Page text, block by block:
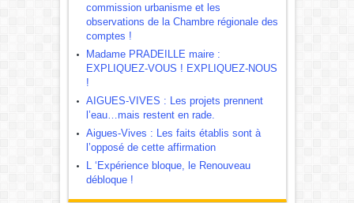
commission urbanisme et les
observations de la Chambre régionale des
comptes !
Madame PRADEILLE maire :
EXPLIQUEZ-VOUS ! EXPLIQUEZ-NOUS
!
AIGUES-VIVES : Les projets prennent
l’eau…mais restent en rade.
Aigues-Vives : Les faits établis sont à
l’opposé de cette affirmation
L ‘Expérience bloque, le Renouveau
débloque !